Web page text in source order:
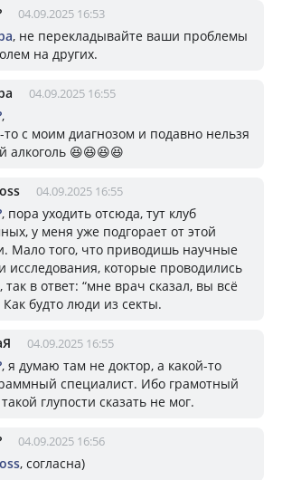
04.09.2025 16:53
, не перекладывайте ваши проблемы
на других.
04.09.2025 16:55
,
с моим диагнозом и подавно нельзя
алкоголь 😆😆😆😆
04.09.2025 16:55
, пора уходить отсюда, тут клуб
у меня уже подгорает от этой
Мало того, что приводишь научные
исследования, которые проводились
так в ответ: “мне врач сказал, вы всё
Как будто люди из секты.
04.09.2025 16:55
, я думаю там не доктор, а какой-то
специалист. Ибо грамотный
глупости сказать не мог.
04.09.2025 16:56
, согласна)